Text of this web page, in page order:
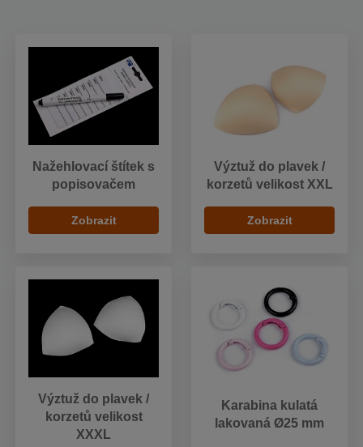
Nažehlovací štítek s
popisovačem
Zobrazit
Výztuž do plavek /
korzetů velikost XXL
Zobrazit
Výztuž do plavek /
korzetů velikost
XXXL
Karabina kulatá
lakovaná Ø25 mm